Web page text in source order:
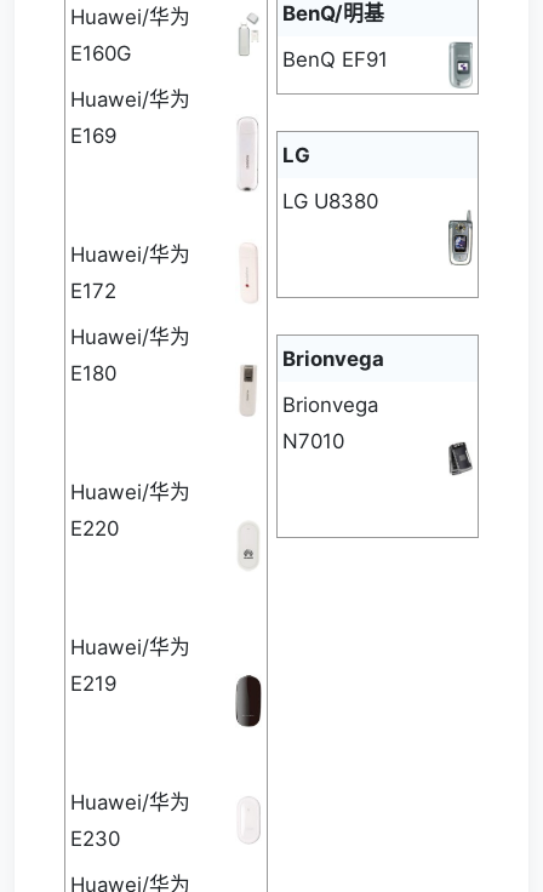
Huawei/华为
E160G
Huawei/华为
E169
Huawei/华为
E172
Huawei/华为
E180
Huawei/华为
E220
Huawei/华为
E219
Huawei/华为
E230
Huawei/华为
BenQ/明基
BenQ EF91
LG
LG U8380
Brionvega
Brionvega
N7010